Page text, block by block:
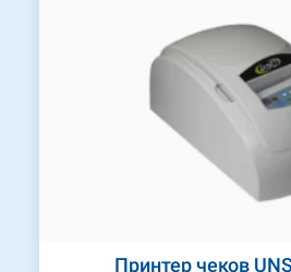
Принтер чеков